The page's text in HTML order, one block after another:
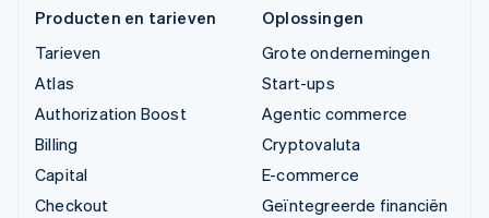
Producten en tarieven
Tarieven
Atlas
Authorization Boost
Billing
Capital
Checkout
Oplossingen
Grote ondernemingen
Start-ups
Agentic commerce
Cryptovaluta
E-commerce
Geïntegreerde financiën